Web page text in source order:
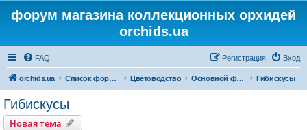
форум магазина коллекционных орхидей
orchids.ua
FAQ Вход
Регистрация
orchids.ua Список форумов Цветоводство Основной форум Гибискусы
Гибискусы
Новая тема